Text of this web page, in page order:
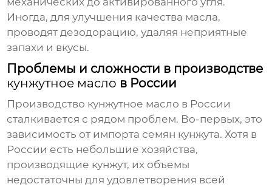
Иногда, для улучшения качества масла,
проводят дезодорацию, удаляя неприятные
запахи и вкусы.
Проблемы и сложности в производстве
кунжутное масло в России
Производство кунжутное масло в России
сталкивается с рядом проблем. Во-первых, это
зависимость от импорта семян кунжута. Хотя в
России есть небольшие хозяйства,
производящие кунжут, их объемы
недостаточны для удовлетворения всей